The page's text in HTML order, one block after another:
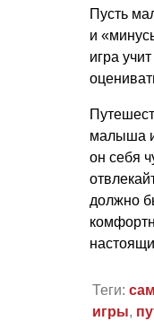
Пусть
и
игра
малыша
он себя
должно
Теги:
игры,